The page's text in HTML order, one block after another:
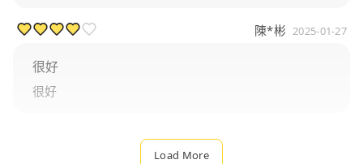
陳*彬 2025-01-27
很好
很好
Load More